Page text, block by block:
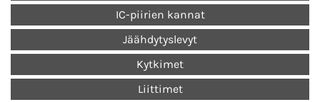
IC-piirien kannat
Jäähdytyslevyt
Kytkimet
Liittimet